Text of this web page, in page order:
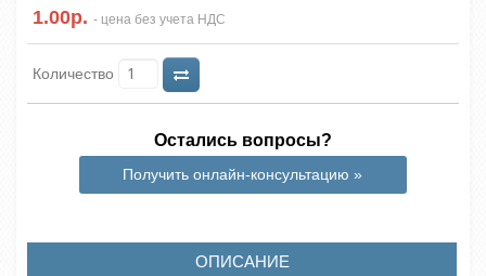
1.00р. - цена без учета НДС
Количество
Остались вопросы?
Получить онлайн-консультацию »
ОПИСАНИЕ